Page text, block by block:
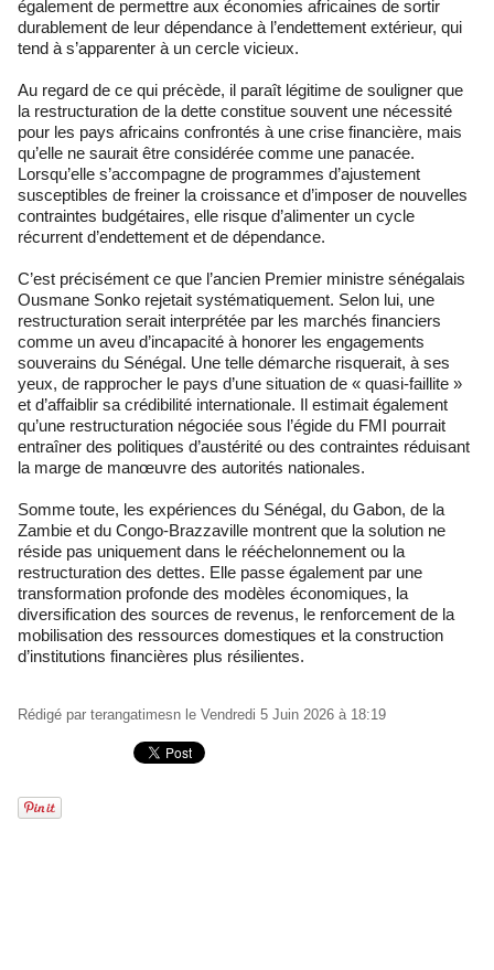
également de permettre aux économies africaines de sortir
durablement de leur dépendance à l’endettement extérieur, qui
tend à s’apparenter à un cercle vicieux.
Au regard de ce qui précède, il paraît légitime de souligner que
la restructuration de la dette constitue souvent une nécessité
pour les pays africains confrontés à une crise financière, mais
qu’elle ne saurait être considérée comme une panacée.
Lorsqu’elle s’accompagne de programmes d’ajustement
susceptibles de freiner la croissance et d’imposer de nouvelles
contraintes budgétaires, elle risque d’alimenter un cycle
récurrent d’endettement et de dépendance.
C’est précisément ce que l’ancien Premier ministre sénégalais
Ousmane Sonko rejetait systématiquement. Selon lui, une
restructuration serait interprétée par les marchés financiers
comme un aveu d’incapacité à honorer les engagements
souverains du Sénégal. Une telle démarche risquerait, à ses
yeux, de rapprocher le pays d’une situation de « quasi-faillite »
et d’affaiblir sa crédibilité internationale. Il estimait également
qu’une restructuration négociée sous l’égide du FMI pourrait
entraîner des politiques d’austérité ou des contraintes réduisant
la marge de manœuvre des autorités nationales.
Somme toute, les expériences du Sénégal, du Gabon, de la
Zambie et du Congo-Brazzaville montrent que la solution ne
réside pas uniquement dans le rééchelonnement ou la
restructuration des dettes. Elle passe également par une
transformation profonde des modèles économiques, la
diversification des sources de revenus, le renforcement de la
mobilisation des ressources domestiques et la construction
d’institutions financières plus résilientes.
Rédigé par terangatimesn le Vendredi 5 Juin 2026 à 18:19